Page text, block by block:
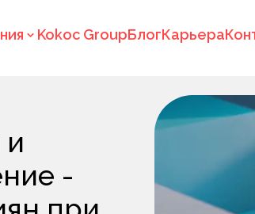
Kokoc GroupБлогКарьера
и
-